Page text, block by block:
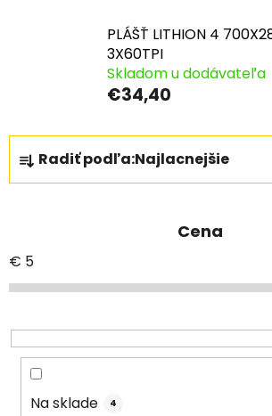
PLÁŠŤ LITHION 4
3X60TPI
Skladom u dodávateľa
€34,40
R
a
d
i
e
r
o
Radiť podľa:Najlacnejšie
Cena
€ 5
Na sklade 4